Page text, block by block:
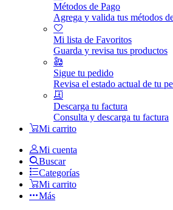
Métodos de Pago
Agrega y valida tus métodos
Mi lista de Favoritos
Guarda y revisa tus productos
Sigue tu pedido
Revisa el estado actual de tu
Descarga tu factura
Consulta y descarga tu factura
Mi carrito
Mi cuenta
Buscar
Categorías
Mi carrito
Más